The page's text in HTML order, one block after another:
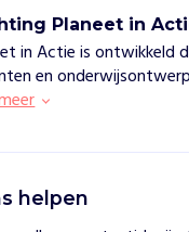
Planeet in
in Actie is ontwikkeld
en
helpen